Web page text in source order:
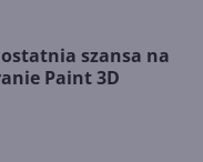
szansa na
Paint 3D